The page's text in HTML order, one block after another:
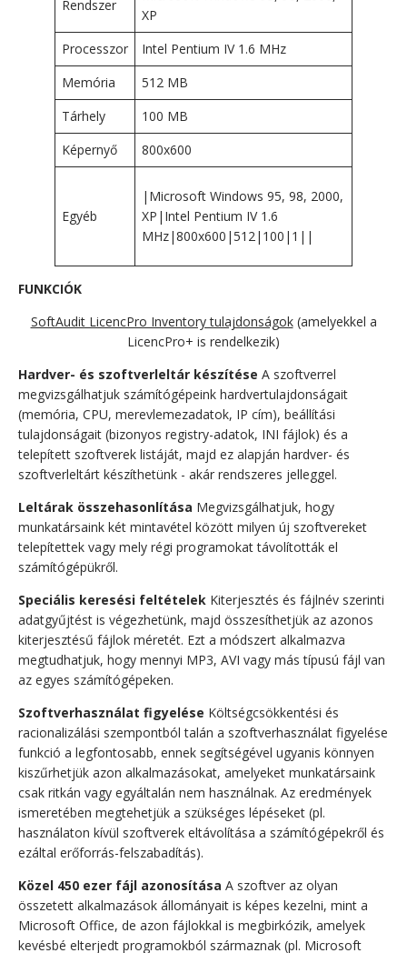
Rendszer
XP
Processzor
Intel Pentium IV 1.6 MHz
Memória
512 MB
Tárhely
100 MB
Képernyő
800x600
Egyéb
|Microsoft Windows 95, 98, 2000,
XP|Intel Pentium IV 1.6
MHz|800x600|512|100|1||
FUNKCIÓK
SoftAudit LicencPro Inventory tulajdonságok(amelyekkel a
LicencPro+ is rendelkezik)
Hardver- és szoftverleltár készítése A szoftverrel
megvizsgálhatjuk számítógépeink hardvertulajdonságait
(memória, CPU, merevlemezadatok, IP cím), beállítási
tulajdonságait (bizonyos registry-adatok, INI fájlok) és a
telepített szoftverek listáját, majd ez alapján hardver- és
szoftverleltárt készíthetünk - akár rendszeres jelleggel.
Leltárak összehasonlítása Megvizsgálhatjuk, hogy
munkatársaink két mintavétel között milyen új szoftvereket
telepítettek vagy mely régi programokat távolították el
számítógépükről.
Speciális keresési feltételek Kiterjesztés és fájlnév szerinti
adatgyűjtést is végezhetünk, majd összesíthetjük az azonos
kiterjesztésű fájlok méretét. Ezt a módszert alkalmazva
megtudhatjuk, hogy mennyi MP3, AVI vagy más típusú fájl van
az egyes számítógépeken.
Szoftverhasználat figyelése Költségcsökkentési és
racionalizálási szempontból talán a szoftverhasználat figyelése
funkció a legfontosabb, ennek segítségével ugyanis könnyen
kiszűrhetjük azon alkalmazásokat, amelyeket munkatársaink
csak ritkán vagy egyáltalán nem használnak. Az eredmények
ismeretében megtehetjük a szükséges lépéseket (pl.
használaton kívül szoftverek eltávolítása a számítógépekről és
ezáltal erőforrás-felszabadítás).
Közel 450 ezer fájl azonosítása A szoftver az olyan
összetett alkalmazások állományait is képes kezelni, mint a
Microsoft Office, de azon fájlokkal is megbirkózik, amelyek
kevésbé elterjedt programokból származnak (pl. Microsoft